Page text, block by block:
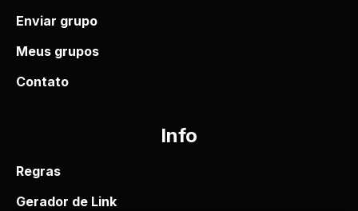
Enviar grupo
Meus grupos
Contato
Info
Regras
Gerador de Link